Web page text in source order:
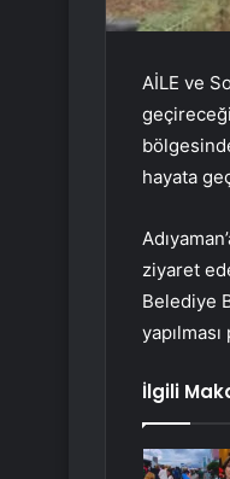
AİLE ve
hayata
ziyaret
Belediye
İlgili